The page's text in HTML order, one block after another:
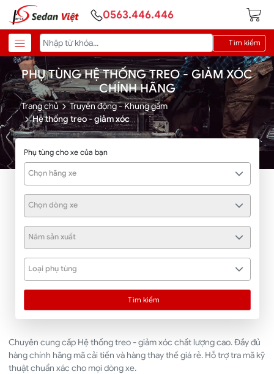
0563.446.446
Tìm kiếm
PHỤ TÙNG HỆ THỐNG TREO - GIẢM XÓC
CHÍNH HÃNG
Trang chủ
Truyền động - Khung gầm
Hệ thống treo - giảm xóc
Phụ tùng cho xe của bạn
Chọn hãng xe
Chọn dòng xe
Năm sản xuất
Loại phụ tùng
Tìm kiếm
Chuyên cung cấp Hệ thống treo - giảm xóc chất lượng cao. Đầy đủ
hàng chính hãng mã cải tiến và hàng thay thế giá rẻ. Hỗ trợ tra mã kỹ
thuật chuẩn xác cho mọi dòng xe.